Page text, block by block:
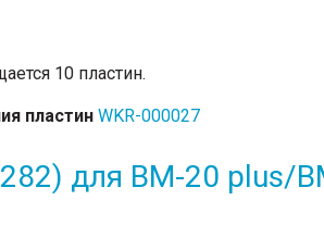
10 пластин.
пластин WKR-000027
для BM-20 plus/